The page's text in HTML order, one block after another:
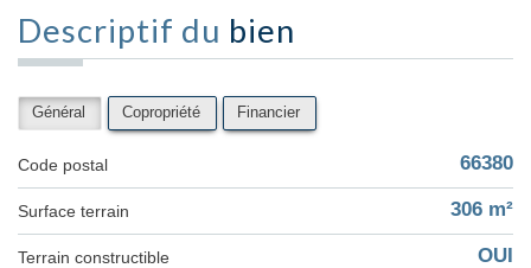
Descriptif du bien
Général Copropriété Financier
Code postal 66380
surface terrain 306 m²
Terrain constructible OUI